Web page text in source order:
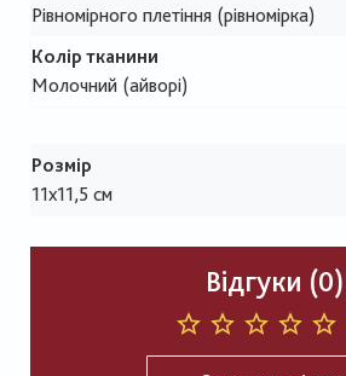
Рівномірного плетіння (рівномірка)
Колір тканини
Молочний (айворі)
Розмір
11х11,5 см
Відгуки (0)